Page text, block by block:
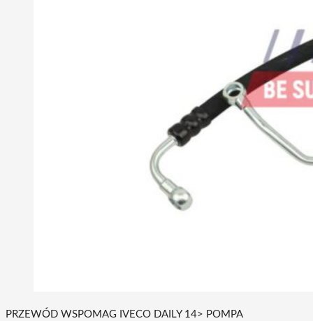
PRZEWÓD WSPOMAG IVECO DAILY 14> POMPA